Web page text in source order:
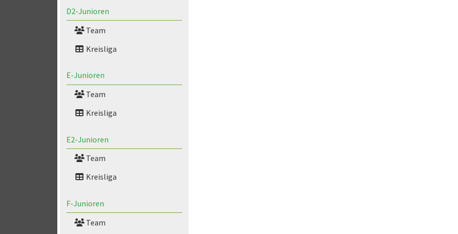
D2-Junioren
Team
Kreisliga
E-Junioren
Team
Kreisliga
E2-Junioren
Team
Kreisliga
F-Junioren
Team